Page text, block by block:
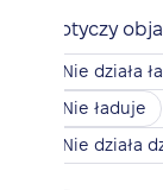
Dotyczy
Nie działa
Nie ładuje
Nie działa